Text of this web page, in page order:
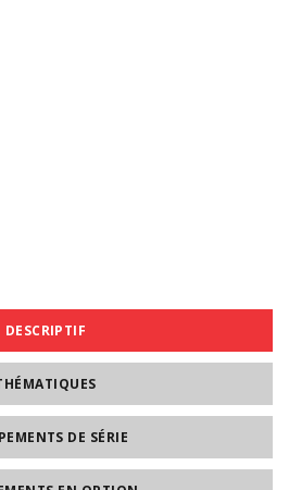
DESCRIPTIF
DE SÉRIE